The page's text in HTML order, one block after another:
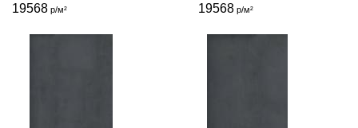
19568 р/м² 19568р/м²